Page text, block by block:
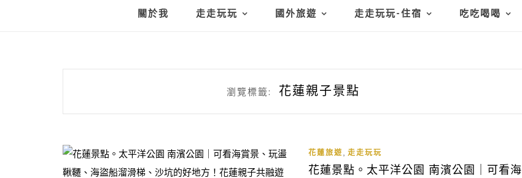
關於我 走走玩玩 國外旅遊 走走玩玩-住宿 吃吃喝喝
瀏覽標籤: 花蓮親子景點
花蓮旅遊 走走玩玩
花蓮景點。太平洋公園 南濱公園｜可看海